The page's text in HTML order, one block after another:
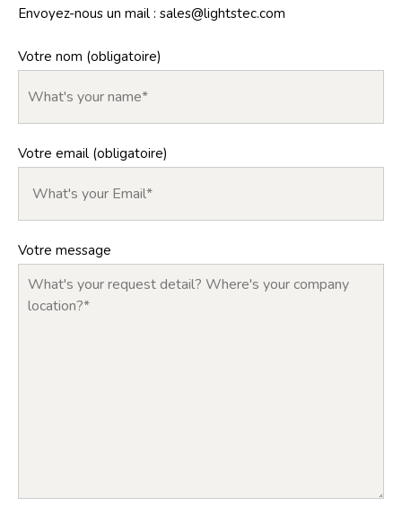
Envoyez-nous un mail : sales@lightstec.com
Votre nom (obligatoire)
Votre email (obligatoire)
Votre message